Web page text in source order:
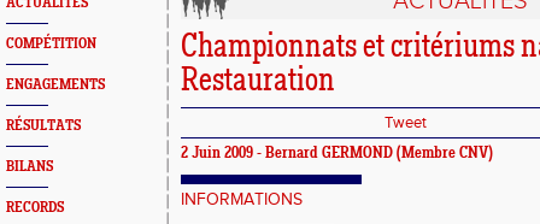
COMPÉTITION
ENGAGEMENTS
RÉSULTATS
BILANS
RECORDS
Championnats et critériums
Restauration
Tweet
2 Juin 2009 - Bernard GERMOND (Membre CNV)
INFORMATIONS